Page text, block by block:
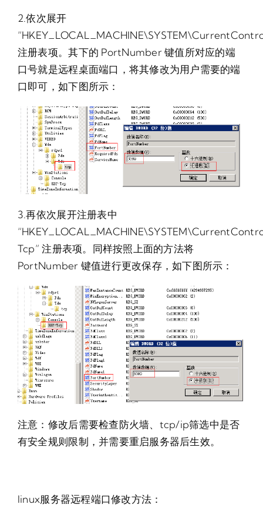
2.依次展开
注册表项。其下的 PortNumber 键值所对应的端
口号就是远程桌面端口，将其修改为用户需要的端
口即可，如下图所示：
3.再依次展开注册表中
Tcp” 注册表项。同样按照上面的方法将
PortNumber 键值进行更改保存，如下图所示：
注意：修改后需要检查防火墙、tcp/ip筛选中是否
有安全规则限制，并需要重启服务器后生效。
linux服务器远程端口修改方法：